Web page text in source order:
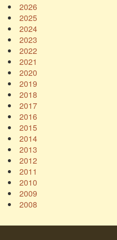
2026
2025
2024
2023
2022
2021
2020
2019
2018
2017
2016
2015
2014
2013
2012
2011
2010
2009
2008